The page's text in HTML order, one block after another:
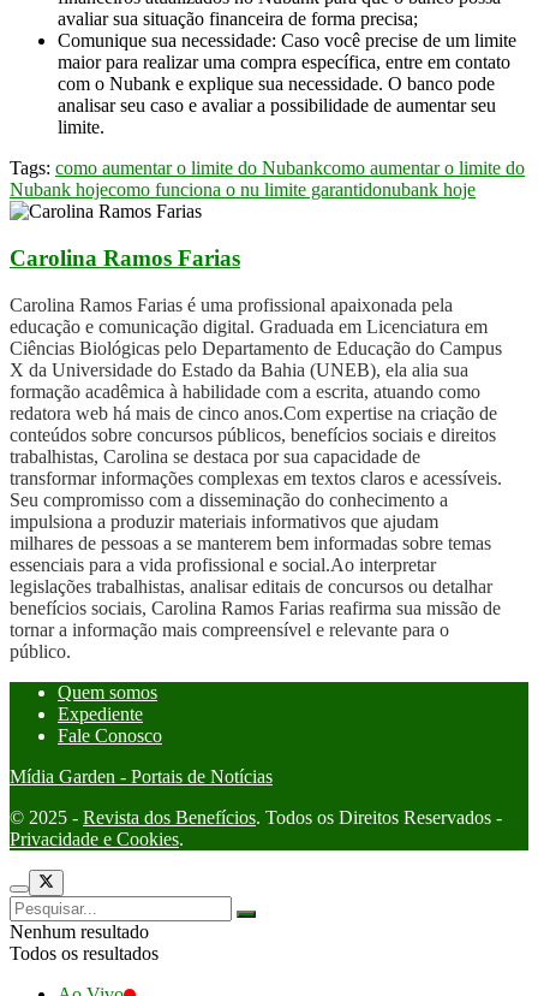
avaliar sua situação financeira de forma precisa;
Comunique sua necessidade: Caso você precise de um limite
maior para realizar uma compra específica, entre em contato
com o Nubank e explique sua necessidade. O banco pode
analisar seu caso e avaliar a possibilidade de aumentar seu
limite.
Tags: como aumentar o limite do Nubankcomo aumentar o limite do
Nubank hojecomo funciona o nu limite garantidonubank hoje
Carolina Ramos Farias
Carolina Ramos Farias é uma profissional apaixonada pela
educação e comunicação digital. Graduada em Licenciatura em
Ciências Biológicas pelo Departamento de Educação do Campus
X da Universidade do Estado da Bahia (UNEB), ela alia sua
formação acadêmica à habilidade com a escrita, atuando como
redatora web há mais de cinco anos.Com expertise na criação de
conteúdos sobre concursos públicos, benefícios sociais e direitos
trabalhistas, Carolina se destaca por sua capacidade de
transformar informações complexas em textos claros e acessíveis.
Seu compromisso com a disseminação do conhecimento a
impulsiona a produzir materiais informativos que ajudam
milhares de pessoas a se manterem bem informadas sobre temas
essenciais para a vida profissional e social.Ao interpretar
legislações trabalhistas, analisar editais de concursos ou detalhar
benefícios sociais, Carolina Ramos Farias reafirma sua missão de
tornar a informação mais compreensível e relevante para o
público.
Quem somos
Expediente
Fale Conosco
Mídia Garden - Portais de Notícias
© 2025 - Revista dos Benefícios. Todos os Direitos Reservados -
Privacidade e Cookies.
Nenhum resultado
Todos os resultados